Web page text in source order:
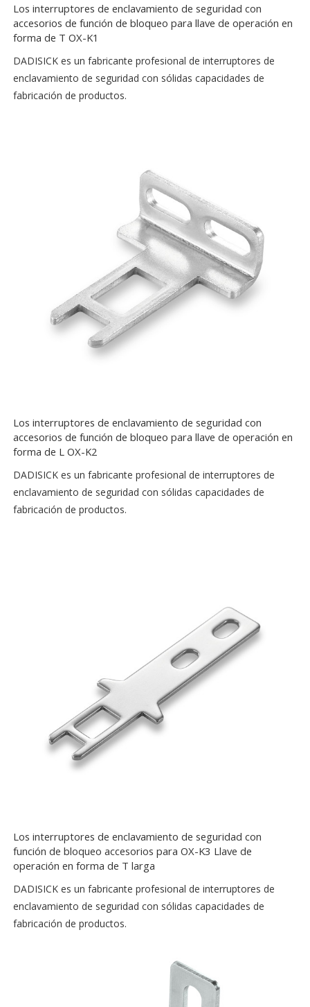
Los interruptores de enclavamiento de seguridad con
accesorios de función de bloqueo para llave de operación en
forma de T OX-K1
DADISICK es un fabricante profesional de interruptores de
enclavamiento de seguridad con sólidas capacidades de
fabricación de productos.
Los interruptores de enclavamiento de seguridad con
accesorios de función de bloqueo para llave de operación en
forma de L OX-K2
DADISICK es un fabricante profesional de interruptores de
enclavamiento de seguridad con sólidas capacidades de
fabricación de productos.
Los interruptores de enclavamiento de seguridad con
función de bloqueo accesorios para OX-K3 Llave de
operación en forma de T larga
DADISICK es un fabricante profesional de interruptores de
enclavamiento de seguridad con sólidas capacidades de
fabricación de productos.